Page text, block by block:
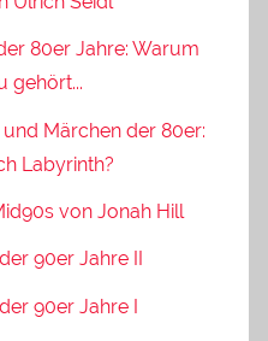
80er Jahre: Warum
gehört...
Märchen der 80er:
Labyrinth?
von Jonah Hill
90er Jahre II
90er Jahre I